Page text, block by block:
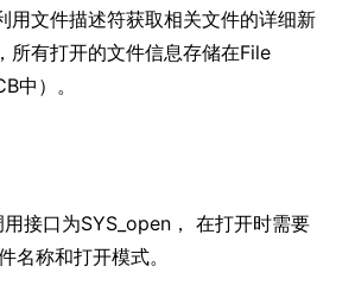
用文件描述符获取相关文件的详细新
所有打开的文件信息存储在File
中）。
接口为SYS_open， 在打开时需要
名称和打开模式。